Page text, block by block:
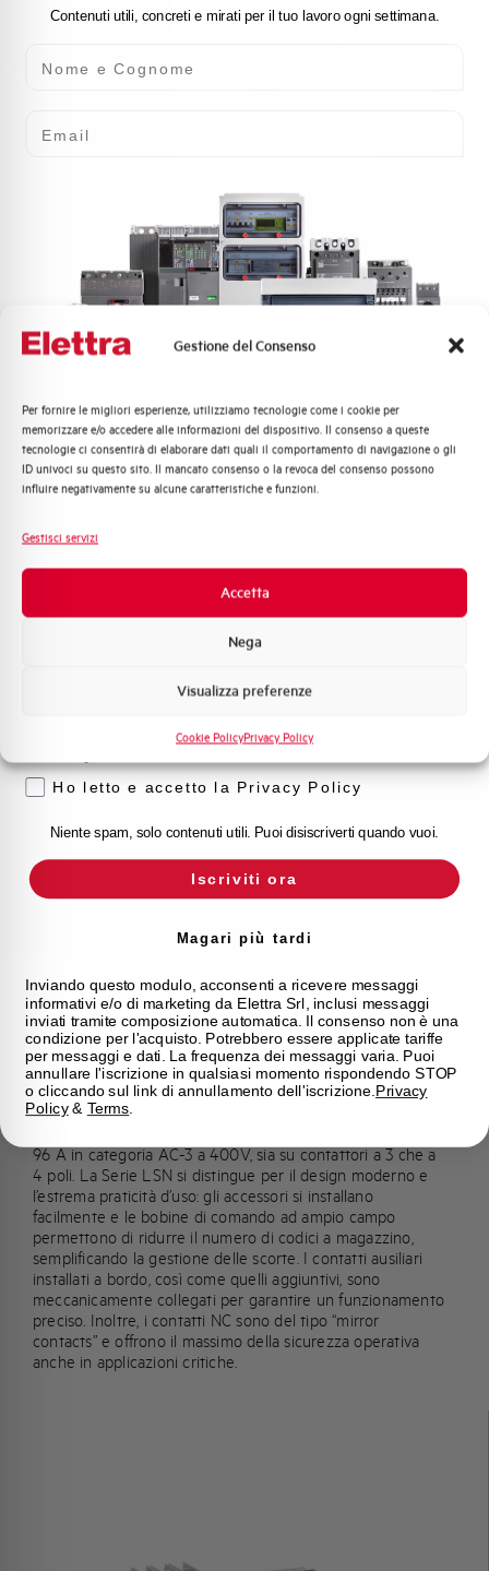
Gestione del Consenso
Per fornire le migliori esperienze, utilizziamo tecnologie come i cookie per
memorizzare e/o accedere alle informazioni del dispositivo. Il consenso a queste
tecnologie ci consentirà di elaborare dati quali il comportamento di navigazione o gli
ID univoci su questo sito. Il mancato consenso o la revoca del consenso possono
influire negativamente su alcune caratteristiche e funzioni.
Gestisci servizi
Accetta
Nega
Visualizza preferenze
Cookie PolicyPrivacy Policy
Gamma
Contattori di potenza LSN
La nuova linea di contattori di potenza LSN rappresenta
l’eccellenza in termini di affidabilità, flessibilità e
prestazioni. Progettata per l’avviamento di motori e il
96 A in categoria AC-3 a 400V, sia su contattori a 3 che a
4 poli. La Serie LSN si distingue per il design moderno e
l’estrema praticità d’uso: gli accessori si installano
facilmente e le bobine di comando ad ampio campo
permettono di ridurre il numero di codici a magazzino,
semplificando la gestione delle scorte. I contatti ausiliari
installati a bordo, così come quelli aggiuntivi, sono
meccanicamente collegati per garantire un funzionamento
preciso. Inoltre, i contatti NC sono del tipo “mirror
contacts” e offrono il massimo della sicurezza operativa
anche in applicazioni critiche.
Contenuti utili, concreti e mirati per il tuo lavoro ogni settimana.
Quali argomenti ti interessano di più?
Distribuzione di Energia
Automazione Industriale
Sistema Quadri
Promozioni e offerte
Formazione tecnica
Voglio ricevere aggiornamenti, novità di
Ho letto e accetto la Privacy Policy
Niente spam, solo contenuti utili. Puoi disiscriverti quando vuoi.
Iscriviti ora
Magari più tardi
Inviando questo modulo, acconsenti a ricevere messaggi
informativi e/o di marketing da Elettra Srl, inclusi messaggi
inviati tramite composizione automatica. Il consenso non è una
condizione per l'acquisto. Potrebbero essere applicate tariffe
per messaggi e dati. La frequenza dei messaggi varia. Puoi
annullare l'iscrizione in qualsiasi momento rispondendo STOP
o cliccando sul link di annullamento dell'iscrizione. Privacy
Policy& Terms